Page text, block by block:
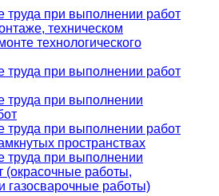
труда при выполнении работ
техническом
технологического
труда при выполнении работ
труда при выполнении
труда при выполнении работ
пространствах
труда при выполнении
(окрасочные работы,
газосварочные работы)